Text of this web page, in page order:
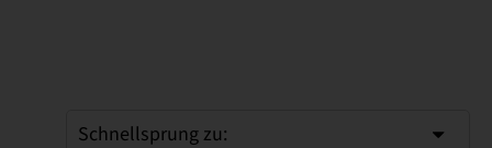
Schnellsprung zu: